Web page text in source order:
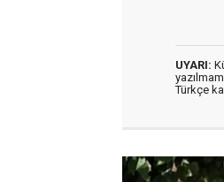
UYARI:
Türkçe